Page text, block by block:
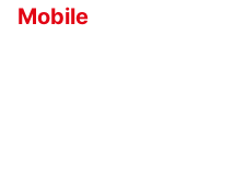
Mobile